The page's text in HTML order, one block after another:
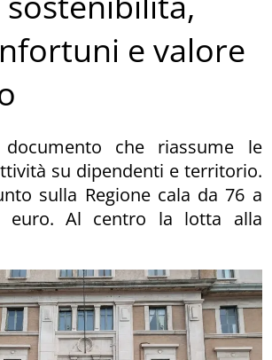
e valore
che riassume le
su dipendenti e territorio.
sulla Regione cala da 76 a
euro. Al centro la lotta alla